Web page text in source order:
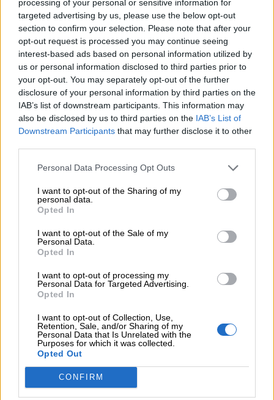
processing of your personal or sensitive information for
targeted advertising by us, please use the below opt-out
section to confirm your selection. Please note that after your
opt-out request is processed you may continue seeing
interest-based ads based on personal information utilized by
us or personal information disclosed to third parties prior to
your opt-out. You may separately opt-out of the further
disclosure of your personal information by third parties on the
IAB’s list of downstream participants. This information may
also be disclosed by us to third parties on the IAB’s List of
Downstream Participants that may further disclose it to other
Personal Data Processing Opt Outs
I want to opt-out of the Sharing of my
personal data.
Opted In
I want to opt-out of the Sale of my
Personal Data.
Opted In
I want to opt-out of processing my
Personal Data for Targeted Advertising.
Opted In
I want to opt-out of Collection, Use,
Retention, Sale, and/or Sharing of my
Personal Data that Is Unrelated with the
Purposes for which it was collected.
Opted Out
CONFIRM
06.08.2026 - 11:37
Μείωση ασφαλιστικών εισφορών ύψους 240 εκατ. ευρώ
ζητούν οι έμποροι από την Κυβέρνηση
06.08.2026 - 10:45
Ευρώπη: Μπορεί η κλιματική αλλαγή να οδηγήσει σε
ενεργειακή κρίση;
06.08.2026 - 09:15
Στέλιος Λιανός – INTERAMERICAN / Αθηναϊκή Γενική Κλινική
Η γαλλική «ψήφος» στο «καλώδιο» και τα συμφέροντα, οι
Βαρδινογιάννη- Εξάρχου και ο διπλασιασμός των κερδών της
05.08.2026 - 13:37
Randy Schekman, Νομπελίστας Ιατρικής: «Σε πέντε χρόνια
μπορεί να έχουμε θεραπεία που αναστέλλει την εξέλιξη του
Πάρκινσον»
05.08.2026 - 12:33
παρονομαστή το κοινό συμφέρον
05.08.2026 - 12:11
05.08.2026 - 11:30